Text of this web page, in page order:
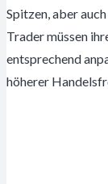
Spitzen, aber
Trader müssen
entsprechend
höherer